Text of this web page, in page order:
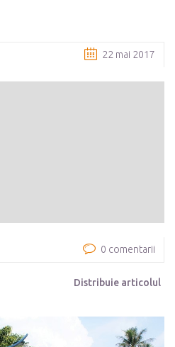
22 mai 2017
0 comentarii
Distribuie articolul